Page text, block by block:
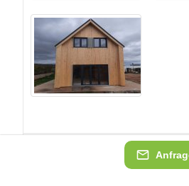
weitere Trustpilot